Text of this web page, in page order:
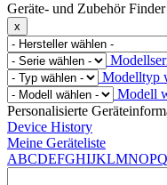
Geräte- und Zubehör Finder
x
Modelltyp
Modell
Personalisierte
Device History
Meine Geräteliste
ABCDEFGHIJKLMNOPQ